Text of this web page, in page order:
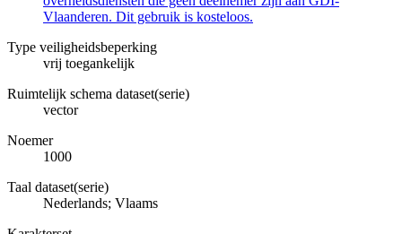
Vlaanderen. Dit gebruik is kosteloos.
Type veiligheidsbeperking
vrij toegankelijk
Ruimtelijk schema dataset(serie)
vector
Noemer
1000
Taal dataset(serie)
Nederlands; Vlaams